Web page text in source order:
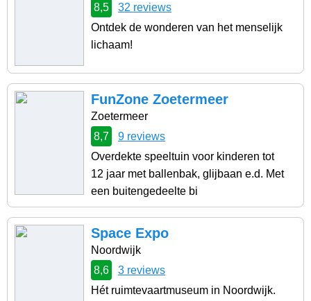
8,5
32 reviews
Ontdek de wonderen van het menselijk
lichaam!
FunZone Zoetermeer
Zoetermeer
8,7
9 reviews
Overdekte speeltuin voor kinderen tot
12 jaar met ballenbak, glijbaan e.d. Met
een buitengedeelte bi
Space Expo
Noordwijk
8,6
3 reviews
Hét ruimtevaartmuseum in Noordwijk.